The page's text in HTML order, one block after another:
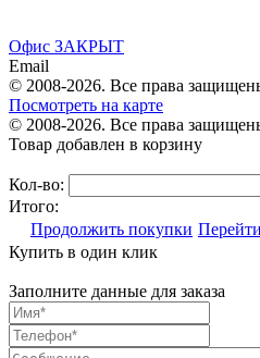
Офис ЗАКРЫТ
Email
© 2008-2026. Все права
Посмотреть на карте
© 2008-2026. Все права
Товар добавлен в корзину
Кол-во:
Итого:
Продолжить покупки
Купить в один клик
Заполните данные для заказа